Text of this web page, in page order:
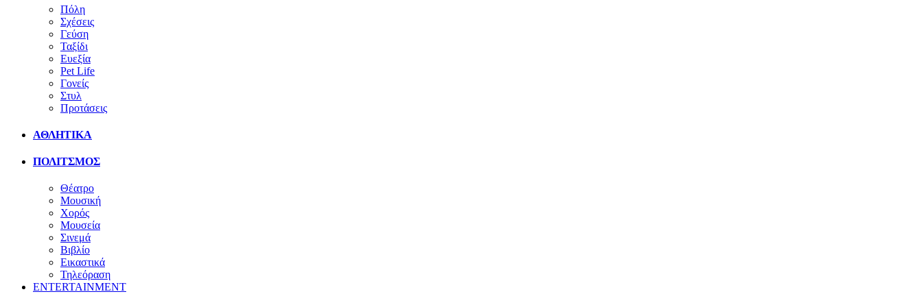
Πόλη
Σχέσεις
Γεύση
Ταξίδι
Ευεξία
Pet Life
Γονείς
Στυλ
Προτάσεις
ΑΘΛΗΤΙΚΑ
ΠΟΛΙΤΣΜΟΣ
Θέατρο
Μουσική
Χορός
Μουσεία
Σινεμά
Βιβλίο
Εικαστικά
Τηλεόραση
ENTERTAINMENT